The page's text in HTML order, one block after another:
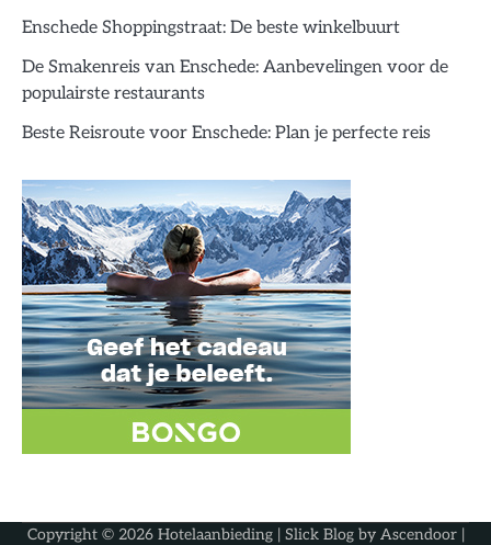
Enschede Shoppingstraat: De beste winkelbuurt
De Smakenreis van Enschede: Aanbevelingen voor de
populairste restaurants
Beste Reisroute voor Enschede: Plan je perfecte reis
Copyright © 2026 Hotelaanbieding| Slick Blog by Ascendoor|